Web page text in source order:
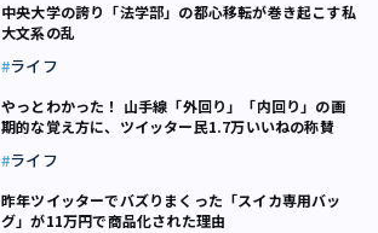
中央大学の誇り「法学部」の都心移転が巻き起こす私
大文系の乱
ライフ
やっとわかった！ 山手線「外回り」「内回り」の画
期的な覚え方に、ツイッター民1.7万いいねの称賛
ライフ
昨年ツイッターでバズりまくった「スイカ専用バッ
グ」が11万円で商品化された理由